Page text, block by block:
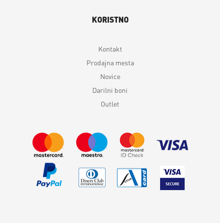
KORISTNO
Kontakt
Prodajna mesta
Novice
Darilni boni
Outlet